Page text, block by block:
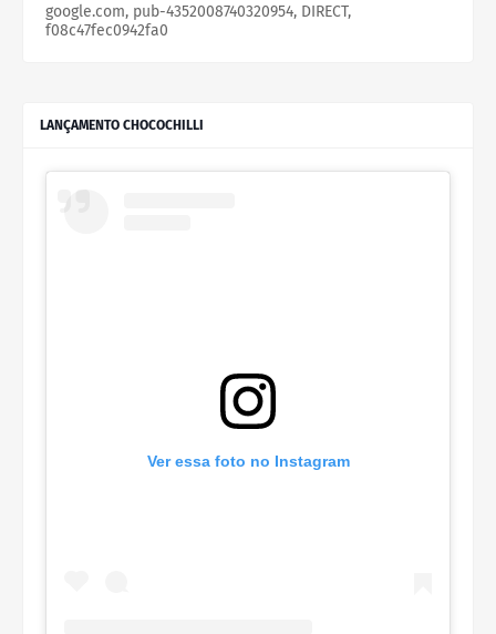
google.com, pub-4352008740320954, DIRECT,
f08c47fec0942fa0
LANÇAMENTO CHOCOCHILLI
Ver essa foto no Instagram